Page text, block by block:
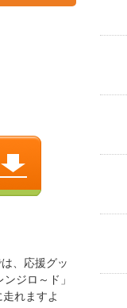
、応援グッ
ジロ～ド」
れますよ